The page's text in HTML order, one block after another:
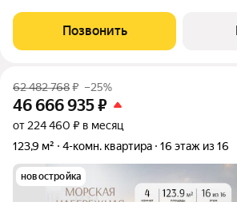
комфортно, а дорога в любую часть
времени, обратите внимание
Позвонить
62 482 768₽ –25%
46 666 935₽
от 224 460 ₽ в месяц
123,9 м²
4-комн. квартира 16 этаж из 16
новостройка